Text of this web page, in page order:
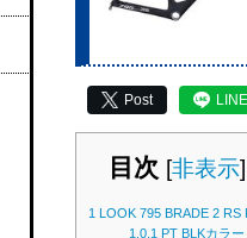
Post LINE
目次 [非表示]
1
LOOK 795 BRADE 2 RS
1.0.1
PT BLKカラー